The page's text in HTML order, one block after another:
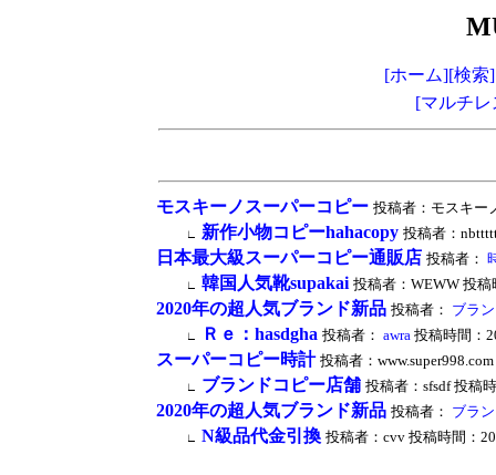
[ホーム][検索]
[マルチ
モスキーノスーパーコピー 投稿者：モスキー
∟ 新作小物コピーhahacopy 投稿者：
日本最大級スーパーコピー通販店 投稿者：
∟ 韓国人気靴supakai 投稿者：WEWW 投
2020年の超人気ブランド新品 投稿者： ブラ
∟ Ｒｅ：hasdgha 投稿者： awra 投稿時間：
スーパーコピー時計 投稿者：
∟ ブランドコピー店舗 投稿者：sfsdf 投稿
2020年の超人気ブランド新品 投稿者： ブラ
∟ N級品代金引換 投稿者：cvv 投稿時間：